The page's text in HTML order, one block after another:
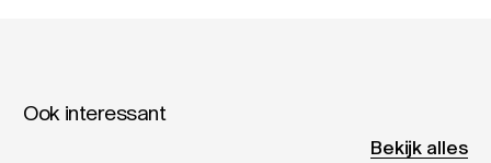
Ook interessant
Bekijk alles